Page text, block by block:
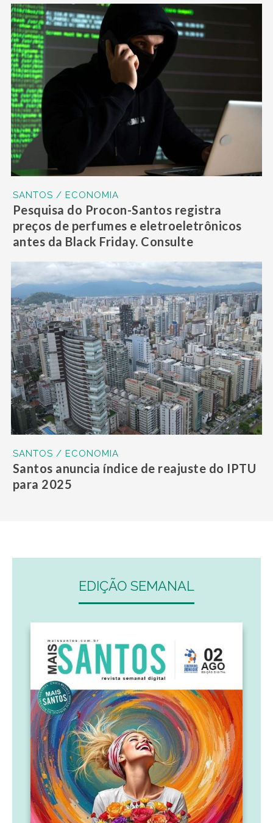
SANTOS / ECONOMIA
Pesquisa do Procon-Santos registra
preços de perfumes e eletroeletrônicos
antes da Black Friday. Consulte
SANTOS / ECONOMIA
Santos anuncia índice de reajuste do IPTU
para 2025
EDIÇÃO SEMANAL